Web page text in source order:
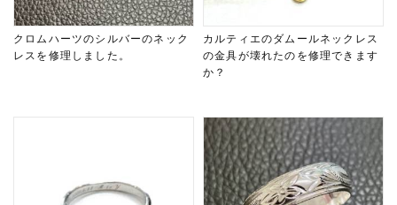
クロムハーツのシルバーのネック
レスを修理しました。
カルティエのダムールネックレス
の金具が壊れたのを修理できます
か？